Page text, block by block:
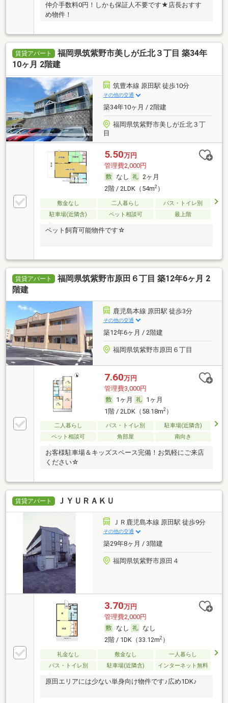
仲介手数料0円！しかも保証人不要です★店長おすす
め物件！
賃貸アパート
福岡県筑紫野市美しが丘北３丁目 築34年
10ヶ月 2階建
筑豊本線 原田駅 徒歩10分
その他の交通
築34年10ヶ月 / 2階建
福岡県筑紫野市美しが丘北３丁
目
5.50万円
管理費2,000円
なし
2ヶ月
2階 / 2LDK（54m2）
敷金なし 二人暮らし
バス・トイレ別
駐車場(近隣含)
ペット相談可 最上階
ペット飼育可能物件です☆
賃貸アパート
福岡県筑紫野市原田６丁目 築12年6ヶ月 2
階建
鹿児島本線 原田駅 徒歩3分
その他の交通
築12年6ヶ月 / 2階建
福岡県筑紫野市原田６丁目
7.60万円
管理費3,000円
1ヶ月
1ヶ月
1階 / 2LDK（58.18m2）
二人暮らし バス・トイレ別
駐車場(近隣含)
ペット相談可
角部屋 南向き
お客様駐車場＆キッズスペース完備！お気軽にご来店
ください☆
賃貸アパート ＪＹＵＲＡＫＵ
ＪＲ鹿児島本線 原田駅 徒歩9分
その他の交通
築29年8ヶ月 / 3階建
福岡県筑紫野市原田４
3.70万円
管理費2,000円
なし
なし
2階 / 1DK（33.12m2）
礼金なし 敷金なし
一人暮らし
バス・トイレ別
駐車場(近隣含) インターネット無料
原田エリアには少ない単身向け物件です♪広め1DK♪